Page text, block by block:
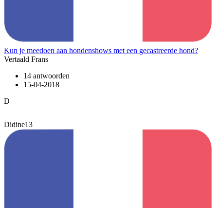
Kun je meedoen aan hondenshows met een gecastreerde hond?
Vertaald Frans
14 antwoorden
15-04-2018
D
Didine13